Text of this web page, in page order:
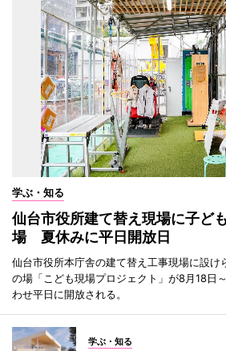
学ぶ・知る
仙台市役所建て替え現場に子ど
場 夏休みに平日開放日
仙台市役所本庁舎の建て替え工事現場に設け
の場「こども現場プロジェクト」が8月18日
わせ平日に開放される。
学ぶ・知る